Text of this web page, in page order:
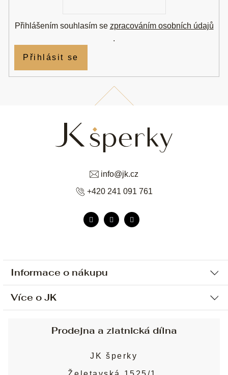
Informace o nákupu
Ochrana osobních údajů
Sjednání osobní schůzky
Obchodní podmínky
Puncovní značky
Více o JK
info@jk.cz
+420 241 091 761
Přihlášením souhlasím se zpracováním osobních údajů
.
Přihlásit se
Prodejna a zlatnická dílna
JK šperky